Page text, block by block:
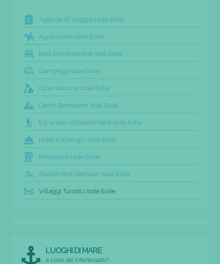
Agenzie di Viaggio Isole Eolie
Agriturismo Isole Eolie
Bed and Breakfast Isole Eolie
Campeggi Isole Eolie
Case Vacanze Isole Eolie
Centri Benessere Isole Eolie
Escursioni e Divertimenti Isole Eolie
Hotel e Alberghi Isole Eolie
Residence Isole Eolie
Stabilimenti balneari Isole Eolie
Villaggi Turistici Isole Eolie
LUOGHI DI MARE
a cosa sei interessato?